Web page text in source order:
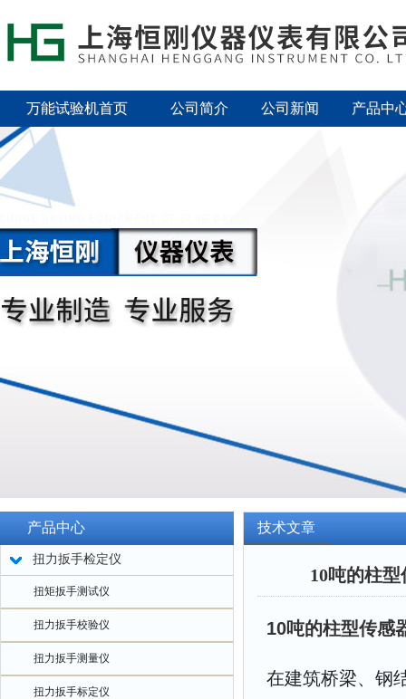
万能试验机首页 公司简介 公司新闻 产品中
产品中心
扭力扳手检定仪
扭矩扳手测试仪
扭力扳手校验仪
扭力扳手测量仪
扭力扳手标定仪
技术文章
10吨的柱
10吨的柱型传感
在建筑桥梁、钢